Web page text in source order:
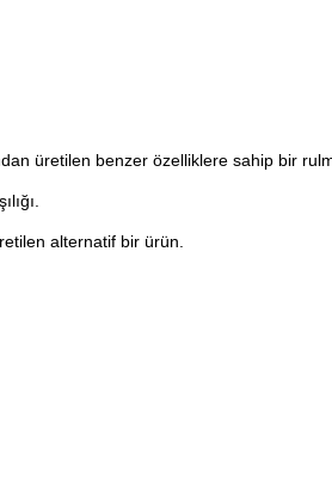
üretilen benzer özelliklere sahip bir
alternatif bir ürün.